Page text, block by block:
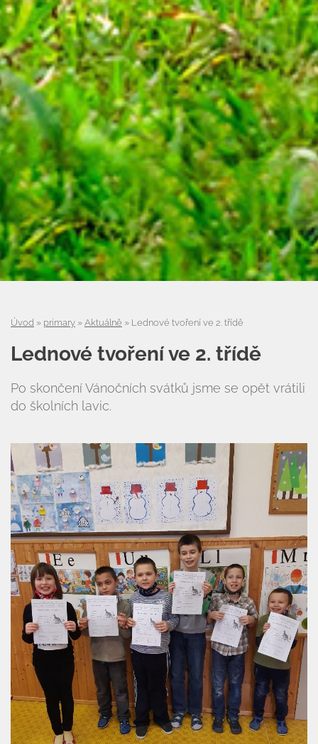
Úvod
Organizace školního roku
Úřední deska
Úvod » primary » Aktuálně » Lednové tvoření ve 2. třídě
Lednové tvoření ve 2. třídě
Po skončení Vánočních svátků jsme se opět vrátili
do školních lavic.